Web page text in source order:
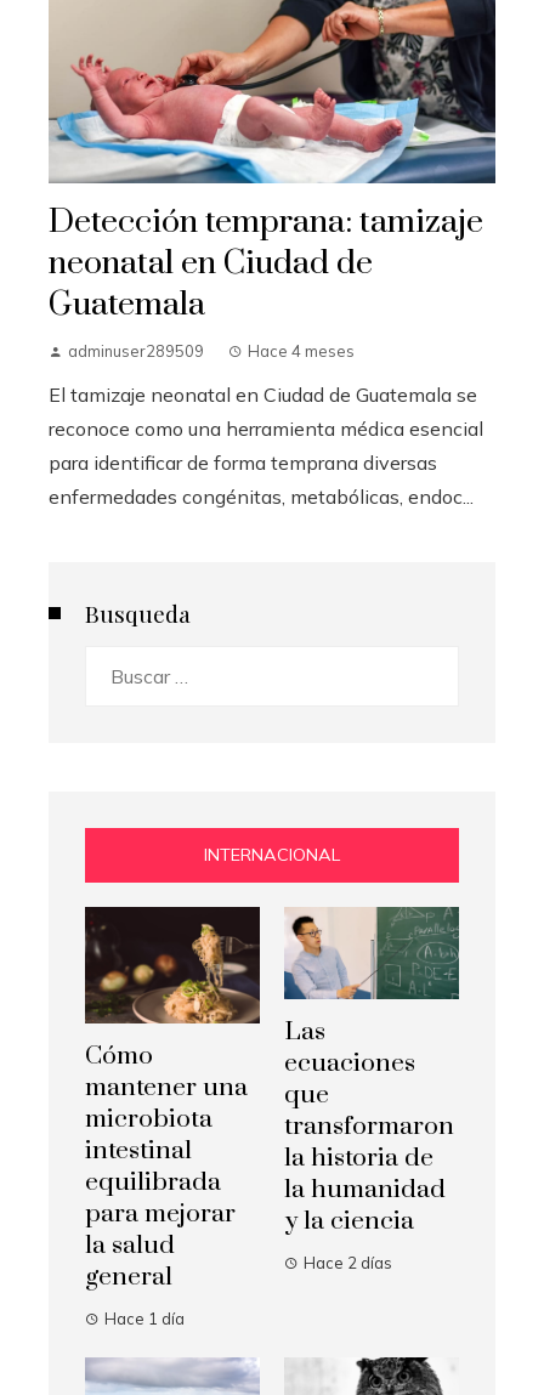
Detección temprana: tamizaje
neonatal en Ciudad de
Guatemala
adminuser289509 Hace 4 meses
El tamizaje neonatal en Ciudad de Guatemala se
reconoce como una herramienta médica esencial
para identificar de forma temprana diversas
enfermedades congénitas, metabólicas, endoc...
Busqueda
INTERNACIONAL
Cómo
mantener una
microbiota
intestinal
equilibrada
para mejorar
la salud
general
Hace 1 día
Las
ecuaciones
que
transformaron
la historia de
la humanidad
y la ciencia
Hace 2 días